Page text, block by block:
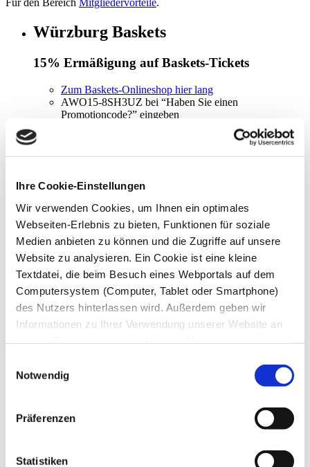
Ihre Cookie-Einstellungen
Wir verwenden Cookies, um Ihnen ein optimales
Webseiten-Erlebnis zu bieten, Funktionen für soziale
Medien anbieten zu können und die Zugriffe auf unsere
Website zu analysieren. Ein Cookie ist eine kleine
Textdatei, die beim Besuch eines Webportals auf dem
Computersystem (Computer, Tablet oder Smartphone)
des Nutzers hinterlassen wird. Außerdem geben wir
Informationen zu Ihrer Verwendung unserer Website an
Informationen möglicherweise mit weiteren Daten
zusammen, die Sie ihnen bereitgestellt haben oder die
sie im Rahmen Ihrer Nutzung der Dienste gesammelt
haben. Sie können selbst entscheiden, welche
Einwilligung jederzeit widerrufen, in dem Sie auf Cookie-
Notwendig
Präferenzen
Statistiken
Für den Bereich Mitgliedervorteile.
Würzburg Baskets
15% Ermäßigung auf Baskets-Tickets
Zum Baskets-Onlineshop hier lang
AWO15-8SH3UZ bei “Haben Sie einen
Promotioncode?” eingeben
Tickets in den Kategorien 1B - 5 in den Warenkorb
*Gültig für die gesamte Saison 2024/2025 und nur so lange
Auf geht´s in die Turnhölle!
Erlebnispark Schloss Thurn,
Heroldsbach
Mitglieder der AWO erhalten gegen Vorlage des Gutscheines
von Schloss Thurn einen Preisnachlass in Höhe von 1,50
Euro. Der Gutschein kann aus der Mitgliederzeitschrift
Kontakt:
91336 Heroldsbach